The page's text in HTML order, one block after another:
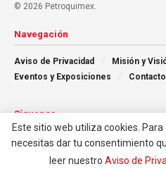
© 2026 Petroquimex.
Navegación
Aviso de Privacidad Misión y
Eventos y Exposiciones
Contacto
Síguenos
Este sitio web utiliza cookies.
necesitas dar tu consentimiento
leer nuestro Aviso de